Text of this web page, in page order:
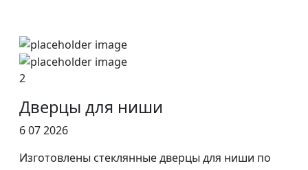
2
Дверцы для ниши
6 07 2026
Изготовлены стеклянные дверцы для ниши по